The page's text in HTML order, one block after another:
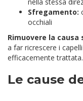
Sfregamento:
occhiali
Rimuovere la
a far ricrescere i
efficacemente trattata.
Le cause